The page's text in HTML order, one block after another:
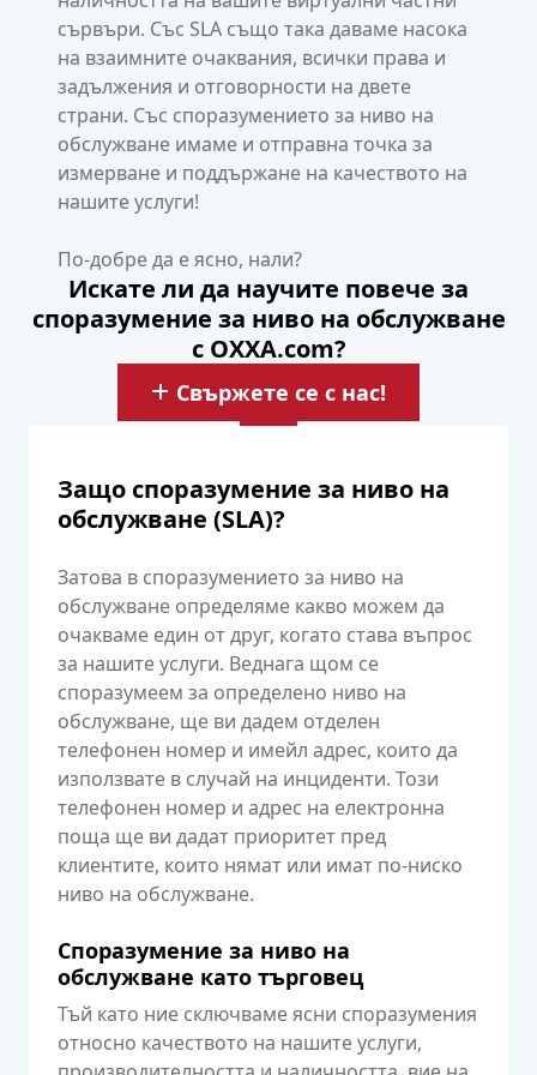
сървъри. Със SLA също така даваме насока
на взаимните очаквания, всички права и
задължения и отговорности на двете
страни. Със споразумението за ниво на
обслужване имаме и отправна точка за
измерване и поддържане на качеството на
нашите услуги!
По-добре да е ясно, нали?
Искате ли да научите повече за
споразумение за ниво на обслужване
с OXXA.com?
Свържете се с нас!
Защо споразумение за ниво на
обслужване (SLA)?
Затова в споразумението за ниво на
обслужване определяме какво можем да
очакваме един от друг, когато става въпрос
за нашите услуги. Веднага щом се
споразумеем за определено ниво на
обслужване, ще ви дадем отделен
телефонен номер и имейл адрес, които да
използвате в случай на инциденти. Този
телефонен номер и адрес на електронна
поща ще ви дадат приоритет пред
клиентите, които нямат или имат по-ниско
ниво на обслужване.
Споразумение за ниво на
обслужване като търговец
Тъй като ние сключваме ясни споразумения
относно качеството на нашите услуги,